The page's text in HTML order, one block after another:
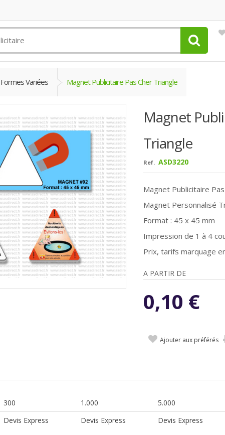
Variées Magnet Publicitaire Pas Cher Triangle
Magnet
Triangle
Ref. ASD3220
Magnet Publicitaire
Magnet Personnalisé
Format : 45 x 45 mm
Impression de 1 à 4
Prix, tarifs marquage
A PARTIR DE
0,10 €
Ajouter aux préférés
300 1.000 5.000
Devis Express Devis Express Devis Express